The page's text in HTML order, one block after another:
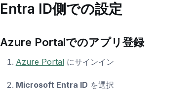
Entra ID側での設定
Azure Portalでのアプリ登録
Azure Portalにサインイン
Microsoft Entra ID を選択